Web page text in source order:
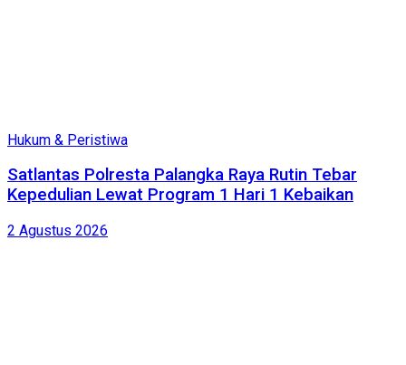
Hukum & Peristiwa
Satlantas Polresta Palangka Raya Rutin Tebar
Kepedulian Lewat Program 1 Hari 1 Kebaikan
2 Agustus 2026